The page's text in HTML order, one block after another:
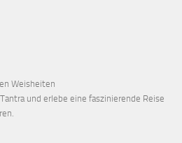
Weisheiten
und erlebe eine faszinierende Reise